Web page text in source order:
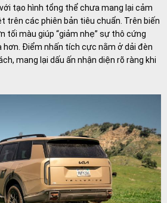
tạo hình tổng thể chưa mang lại cảm
trên các phiên bản tiêu chuẩn. Trên biến
tối màu giúp “giảm nhẹ” sự thô cứng
hơn. Điểm nhấn tích cực nằm ở dải đèn
mang lại dấu ấn nhận diện rõ ràng khi